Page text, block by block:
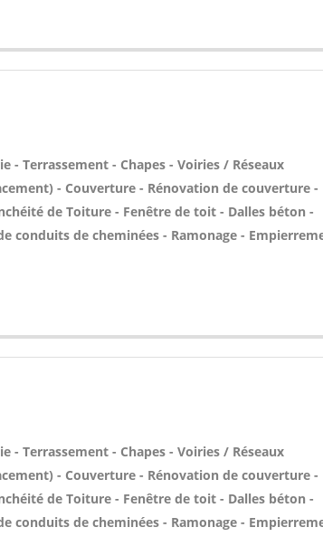
- Terrassement - Chapes - Voiries / Réseaux
- Couverture - Rénovation de couverture -
de Toiture - Fenêtre de toit - Dalles béton -
conduits de cheminées - Ramonage -
- Terrassement - Chapes - Voiries / Réseaux
- Couverture - Rénovation de couverture -
de Toiture - Fenêtre de toit - Dalles béton -
conduits de cheminées - Ramonage -